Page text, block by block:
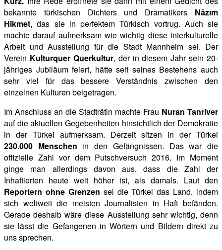
bekannte türkischen Dichters und Dramatikers Nâzım
Hikmet, das sie in perfektem Türkisch vortrug. Auch sie
machte darauf aufmerksam wie wichtig diese interkulturelle
Arbeit und Ausstellung für die Stadt Mannheim sei. Der
Verein Kulturquer Querkultur, der in diesem Jahr sein 20-
jähriges Jubiläum feiert, hätte seit seines Bestehens auch
sehr viel für das bessere Verständnis zwischen den
einzelnen Kulturen beigetragen.
Im Anschluss an die Stadträtin machte Frau Nuran Tanriver
auf die aktuellen Gegebenheiten hinsichtlich der Demokratie
in der Türkei aufmerksam. Derzeit sitzen in der Türkei
230.000 Menschen in den Gefängnissen. Das war die
offizielle Zahl vor dem Putschversuch 2016. Im Moment
ginge man allerdings davon aus, dass die Zahl der
Inhaftierten heute weit höher ist, als damals. Laut den
Reportern ohne Grenzen sei die Türkei das Land, indem
sich weltweit die meisten Journalisten in Haft befänden.
Gerade deshalb wäre diese Ausstellung sehr wichtig, denn
sie lässtdie Gefangenen in Wörtern und Bildern direkt zu
uns sprechen.